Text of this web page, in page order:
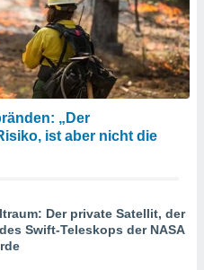
„Der
ist aber nicht die
Der private Satellit, der
Swift-Teleskops der NASA